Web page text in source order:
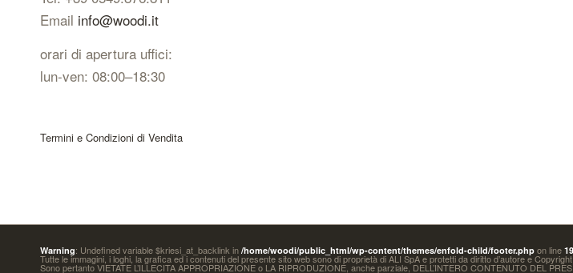
Email info@woodi.it
orari di apertura uffici:
lun-ven: 08:00–18:30
Termini e Condizioni di Vendita
Warning: Undefined variable $kriesi_at_backlink in /home/woodi/public_html/wp-content/themes/enfold-child/footer.php on line
Tutte le immagini, i loghi, la grafica ed i contenuti del presente sito web sono di proprietà di ALI SpA e protetti da diritto d’autore e
Sono pertanto VIETATE L’ILLECITA APPROPRIAZIONE o LA RIPRODUZIONE, anche parziale, DELL’INTERO CONTENUTO DEL